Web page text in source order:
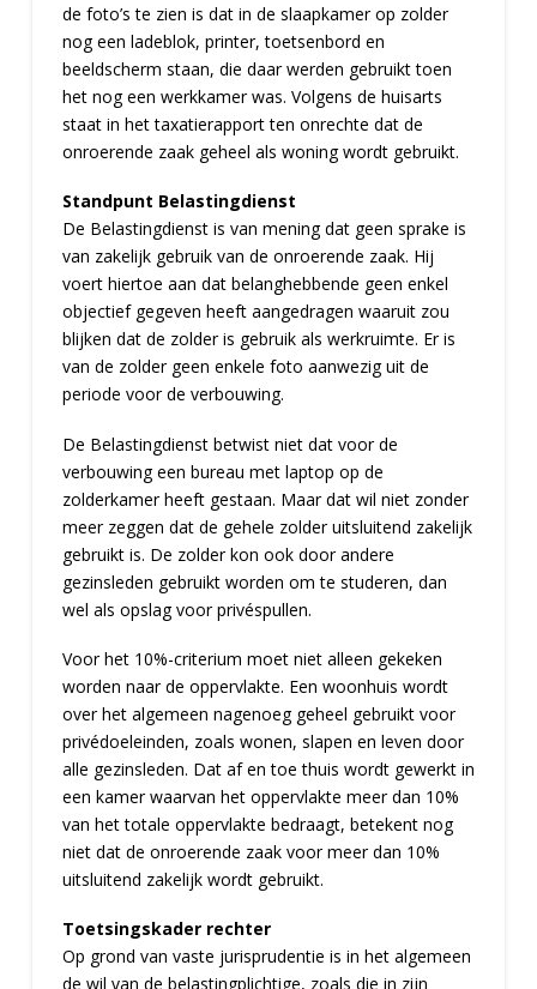
de foto’s te zien is dat in de slaapkamer op zolder
nog een ladeblok, printer, toetsenbord en
beeldscherm staan, die daar werden gebruikt toen
het nog een werkkamer was. Volgens de huisarts
staat in het taxatierapport ten onrechte dat de
onroerende zaak geheel als woning wordt gebruikt.
Standpunt Belastingdienst
De Belastingdienst is van mening dat geen sprake is
van zakelijk gebruik van de onroerende zaak. Hij
voert hiertoe aan dat belanghebbende geen enkel
objectief gegeven heeft aangedragen waaruit zou
blijken dat de zolder is gebruik als werkruimte. Er is
van de zolder geen enkele foto aanwezig uit de
periode voor de verbouwing.
De Belastingdienst betwist niet dat voor de
verbouwing een bureau met laptop op de
zolderkamer heeft gestaan. Maar dat wil niet zonder
meer zeggen dat de gehele zolder uitsluitend zakelijk
gebruikt is. De zolder kon ook door andere
gezinsleden gebruikt worden om te studeren, dan
wel als opslag voor privéspullen.
Voor het 10%-criterium moet niet alleen gekeken
worden naar de oppervlakte. Een woonhuis wordt
over het algemeen nagenoeg geheel gebruikt voor
privédoeleinden, zoals wonen, slapen en leven door
alle gezinsleden. Dat af en toe thuis wordt gewerkt in
een kamer waarvan het oppervlakte meer dan 10%
van het totale oppervlakte bedraagt, betekent nog
niet dat de onroerende zaak voor meer dan 10%
uitsluitend zakelijk wordt gebruikt.
Toetsingskader rechter
Op grond van vaste jurisprudentie is in het algemeen
de wil van de belastingplichtige, zoals die in zijn